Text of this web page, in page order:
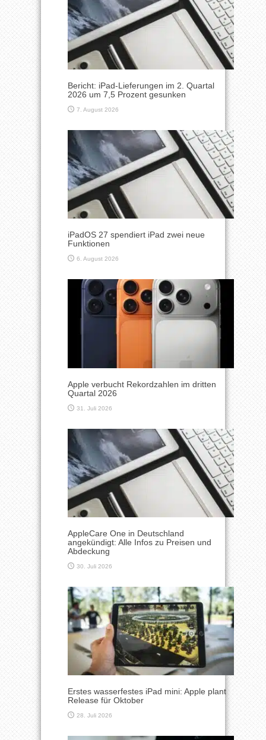
Bericht: iPad-Lieferungen im 2. Quartal
2026 um 7,5 Prozent gesunken
7. August 2026
iPadOS 27 spendiert iPad zwei neue
Funktionen
6. August 2026
Apple verbucht Rekordzahlen im dritten
Quartal 2026
31. Juli 2026
AppleCare One in Deutschland
angekündigt: Alle Infos zu Preisen und
Abdeckung
30. Juli 2026
Erstes wasserfestes iPad mini: Apple plant
Release für Oktober
28. Juli 2026